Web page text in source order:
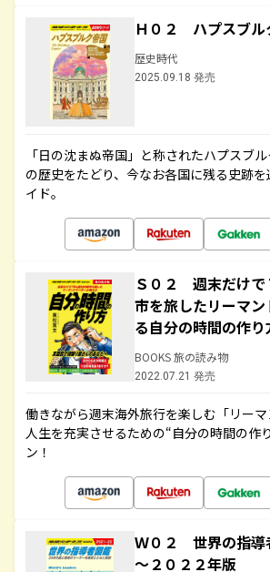
Ｈ０２ ハプスブル
歴史時代
2025.09.18 発売
「日の沈まぬ帝国」と称されたハプスブ
の歴史をたどり、今なお各国に残る史跡
イド。
Ｓ０２ 週末だけで
市を旅したリーマ
る自分の時間の作り
BOOKS 旅の読み物
2022.07.21 発売
働きながら週末海外旅行を楽しむ「リーマ
人生を充実させるための“自分の時間の作
ン！
Ｗ０２ 世界の指
～２０２２年版